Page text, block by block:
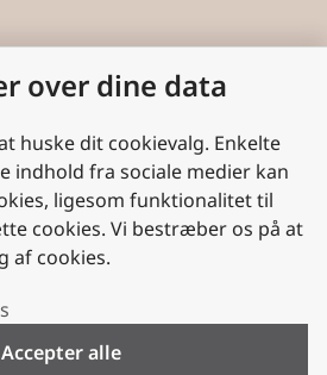
over dine data
huske dit cookievalg. Enkelte
indhold fra sociale medier kan
ligesom funktionalitet til
cookies. Vi bestræber os på at
af cookies.
Accepter alle